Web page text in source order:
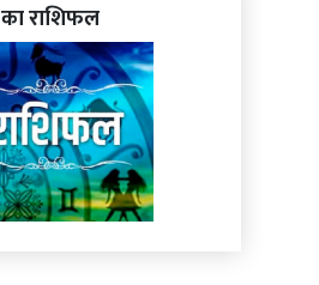
का राशिफल